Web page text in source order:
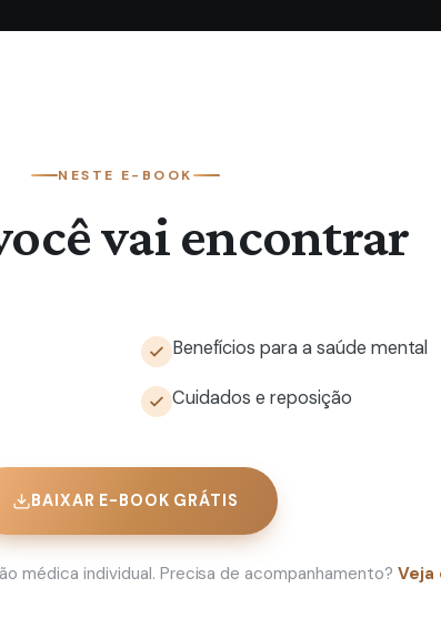
NESTE E-BOOK
vai encontrar
Benefícios para a saúde mental
Cuidados e reposição
BAIXAR E-BOOK GRÁTIS
médica individual. Precisa de acompanhamento? Veja